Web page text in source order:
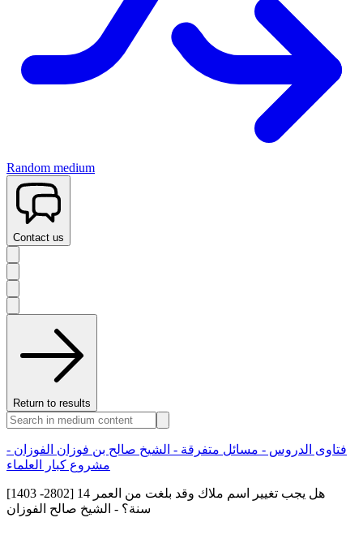
Random medium
Contact us
Return to results
فتاوى الدروس - مسائل متفرقة - الشيخ صالح بن فوزان الفوزان -
مشروع كبار العلماء
[1403 -2802] هل يجب تغيير اسم ملاك وقد بلغت من العمر 14
سنة؟ - الشيخ صالح الفوزان